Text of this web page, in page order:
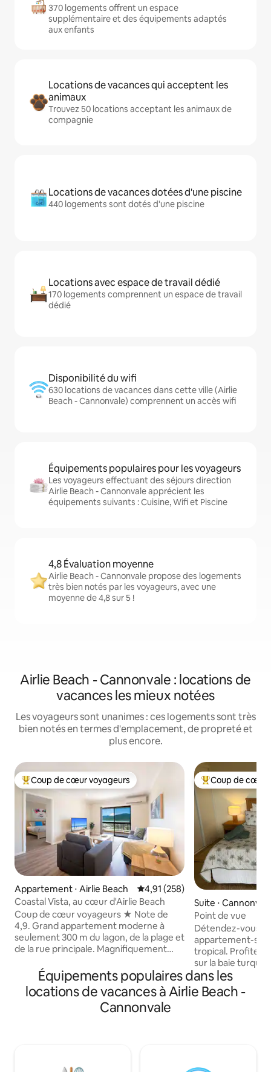
370 logements offrent un espace
supplémentaire et des équipements adaptés
aux enfants
Locations de vacances qui acceptent les
animaux
Trouvez 50 locations acceptant les animaux de
compagnie
Locations de vacances dotées d'une piscine
440 logements sont dotés d'une piscine
Locations avec espace de travail dédié
170 logements comprennent un espace de travail
dédié
Disponibilité du wifi
630 locations de vacances dans cette ville (Airlie
Beach - Cannonvale) comprennent un accès wifi
Équipements populaires pour les voyageurs
Les voyageurs effectuant des séjours direction
Airlie Beach - Cannonvale apprécient les
équipements suivants : Cuisine, Wifi et Piscine
4,8 Évaluation moyenne
Airlie Beach - Cannonvale propose des logements
très bien notés par les voyageurs, avec une
moyenne de 4,8 sur 5 !
Airlie Beach - Cannonvale : locations de
vacances les mieux notées
Les voyageurs sont unanimes : ces logements sont très
bien notés en termes d'emplacement, de propreté et
plus encore.
Coups de cœur voyageurs les plus appréciés
Coup de cœur voyageurs
Appartement ⋅ Airlie Beach Évaluation moyenne sur la
4,91 (258)
Coastal Vista, au cœur d'Airlie Beach
Coup de cœur voyageurs ★ Note de
4,9. Grand appartement moderne à
seulement 300 m du lagon, de la plage et
de la rue principale. Magnifiquement
seulement trois appartements. Pas
besoin de voiture ! Contrairement à la
plupart des appartements Airlie, il n'y a
pas de longue colline escarpée, juste
qualité et tout ce dont vous avez besoin
Coups de cœur
Coup de cœur
Suite ⋅
Point de vue
Détendez-vous
appartement-
tropical. Profitez
sur la baie
sur la terrasse
café. Idéalement situé à distance de
marche du
pied de Coral Sea
Équipements populaires dans les
locations de vacances à Airlie Beach -
Cannonvale